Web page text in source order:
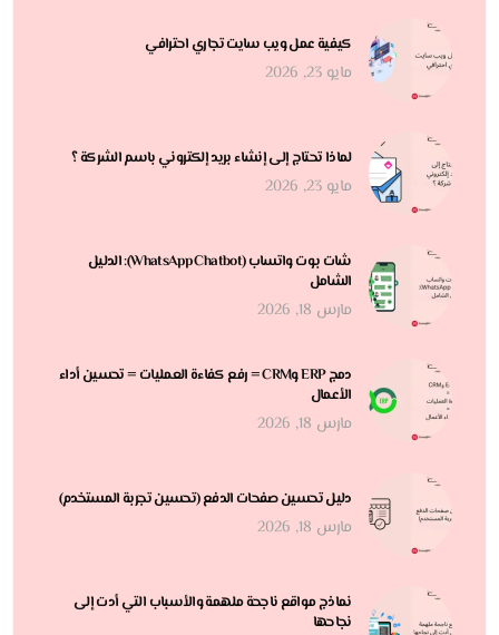
كيفية عمل ويب سايت تجاري احترافي
مايو 23, 2026
لماذا تحتاج إلى إنشاء بريد إلكتروني باسم الشركة ؟
مايو 23, 2026
شات بوت واتساب (WhatsApp Chatbot): الدليل
الشامل
مارس 18, 2026
دمج ERP وCRM = رفع كفاءة العمليات = تحسين أداء
الأعمال
مارس 18, 2026
دليل تحسين صفحات الدفع (تحسين تجربة المستخدم)
مارس 18, 2026
نماذج مواقع ناجحة ملهمة والأسباب التي أدت إلى
نجاحها